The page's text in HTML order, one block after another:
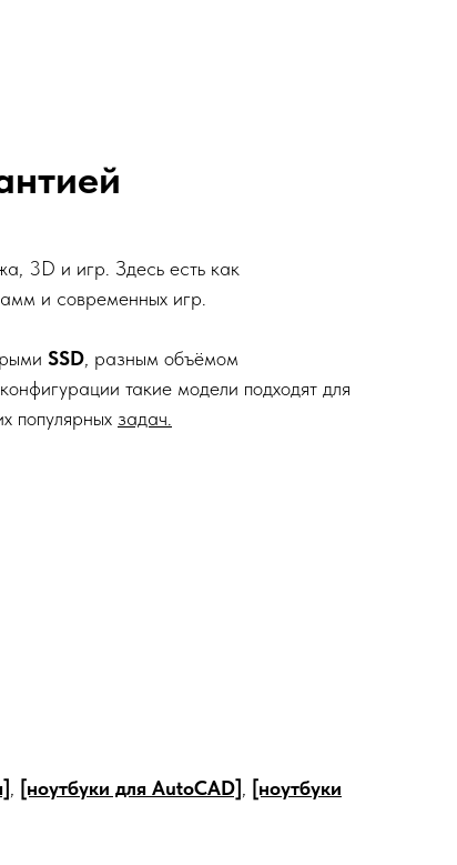
3D и игр. Здесь есть как
и современных игр.
SSD, разным объёмом
такие модели подходят для
популярных задач.
, [ноутбуки для AutoCAD], [ноутбуки